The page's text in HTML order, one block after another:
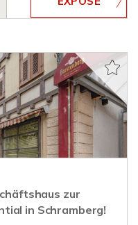
zur
in Schramberg!